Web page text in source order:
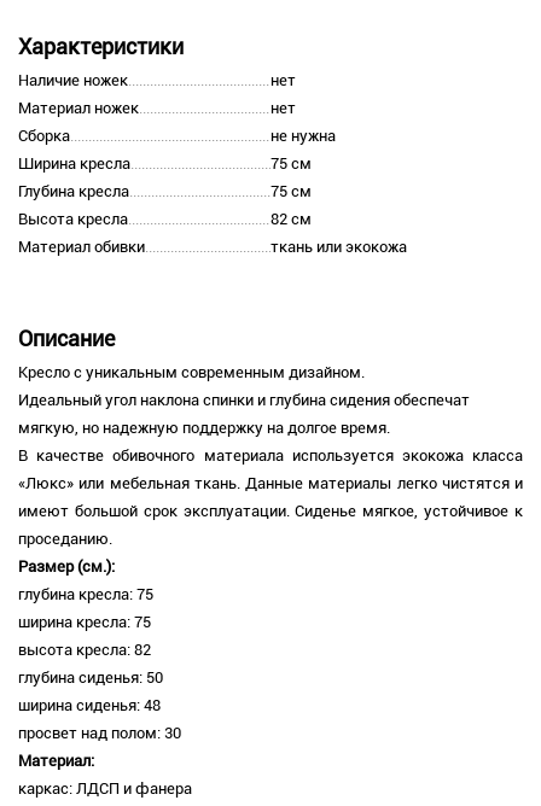
Характеристики
Наличие ножек
нет
Материал ножек
нет
Сборка
не нужна
Ширина кресла
75 см
Глубина кресла
75 см
Высота кресла
82 см
Материал обивки
ткань или экокожа
Описание
Кресло с уникальным современным дизайном.
Идеальный угол наклона спинки и глубина сидения обеспечат
мягкую, но надежную поддержку на долгое время.
В качестве обивочного материала используется экокожа класса
«Люкс» или мебельная ткань. Данные материалы легко чистятся и
имеют большой срок эксплуатации. Сиденье мягкое, устойчивое к
проседанию.
Размер (см.):
глубина кресла: 75
ширина кресла: 75
высота кресла: 82
глубина сиденья: 50
ширина сиденья: 48
просвет над полом: 30
Материал:
каркас: ЛДСП и фанера